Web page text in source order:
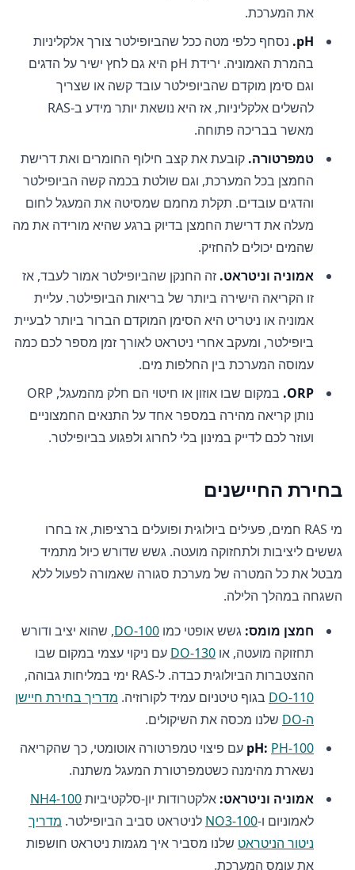
את המערכת.
pH. נסחף כלפי מטה ככל שהביופילטר צורך אלקליניות
בהמרת האמוניה. ירידת pH היא גם לחץ ישיר על הדגים
וגם סימן מוקדם שהביופילטר עובד קשה או שצריך
להשלים אלקליניות, אז היא נושאת יותר מידע ב-RAS
מאשר בבריכה פתוחה.
טמפרטורה. קובעת את קצב חילוף החומרים ואת דרישת
החמצן בכל המערכת, וגם שולטת בכמה קשה הביופילטר
והדגים עובדים. תקלת מחמם שמסיטה את המעגל לחום
מעלה את דרישת החמצן בדיוק ברגע שהיא מורידה את מה
שהמים יכולים להחזיק.
אמוניה וניטראט. זה החנקן שהביופילטר אמור לעבד, אז
זו הקריאה הישירה ביותר של בריאות הביופילטר. עליית
אמוניה או ניטריט היא הסימן המוקדם הברור ביותר לבעיית
ביופילטר, ומעקב אחרי ניטראט לאורך זמן מספר לכם כמה
עמוסה המערכת בין החלפות מים.
ORP.
במקום שבו אוזון או חיטוי הם חלק מהמעגל, ORP
נותן קריאה מהירה במספר אחד על התנאים החמצוניים
ועוזר לכם לדייק במינון בלי לחרוג ולפגוע בביופילטר.
בחירת החיישנים
מי RAS חמים, פעילים ביולוגית ופועלים ברציפות, אז בחרו
גששים ליציבות ולתחזוקה מועטה. גשש שדורש כיול מתמיד
מבטל את כל המטרה של מערכת סגורה שאמורה לפעול ללא
השגחה במהלך הלילה.
חמצן מומס: גשש אופטי כמו DO-100, שהוא יציב ודורש
תחזוקה מועטה, או DO-130 עם ניקוי עצמי במקום שבו
ההצטברות הביולוגית כבדה. ל-RAS ימי במליחות גבוהה,
DO-110 בגוף טיטניום עמיד לקורוזיה. מדריך בחירת חיישן
ה-DO
שלנו מכסה את השיקולים.
pH: PH-100
עם פיצוי טמפרטורה אוטומטי, כך שהקריאה
נשארת מהימנה כשטמפרטורת המעגל משתנה.
אמוניה וניטראט: אלקטרודות יון-סלקטיביותNH4-100
לאמוניום ו-NO3-100 לניטראט סביב הביופילטר. מדריך
ניטור הניטראט שלנו מסביר איך מגמות ניטראט חושפות
את עומס המערכת.